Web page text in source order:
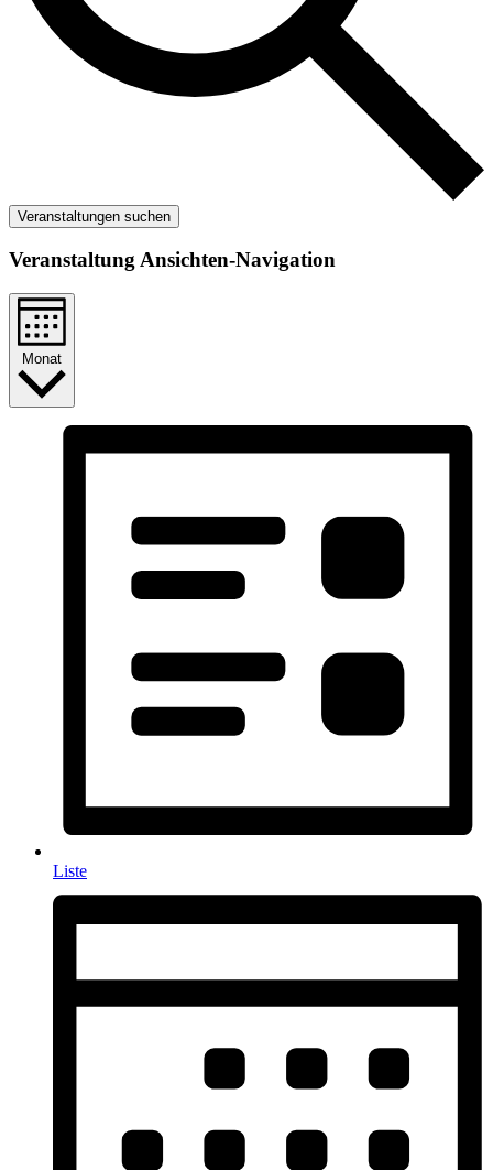
Veranstaltungen suchen
Veranstaltung Ansichten-Navigation
Monat
Liste